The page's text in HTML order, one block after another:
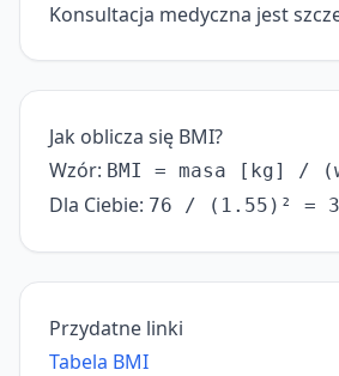
Konsultacja medyczna jest
Jak oblicza się BMI?
Wzór: BMI = masa [kg] /
Dla Ciebie: 76 / (1.55)² =
Przydatne linki
Tabela BMI